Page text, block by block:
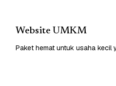
Website UMKM
Paket hemat untuk usaha kecil